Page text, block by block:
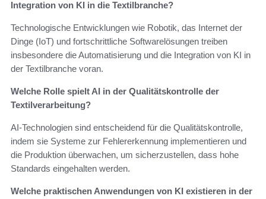
Integration von KI in die Textilbranche?
Technologische Entwicklungen wie Robotik, das Internet der
Dinge (IoT) und fortschrittliche Softwarelösungen treiben
insbesondere die Automatisierung und die Integration von KI in
der Textilbranche voran.
Welche Rolle spielt AI in der Qualitätskontrolle der
Textilverarbeitung?
AI-Technologien sind entscheidend für die Qualitätskontrolle,
indem sie Systeme zur Fehlererkennung implementieren und
die Produktion überwachen, um sicherzustellen, dass hohe
Standards eingehalten werden.
Welche praktischen Anwendungen von KI existieren in der